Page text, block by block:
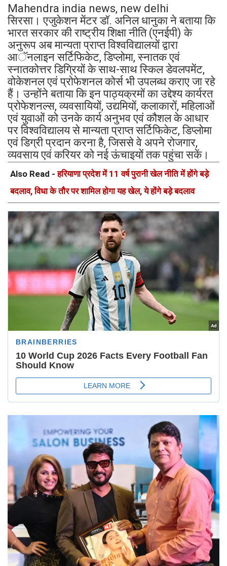
Mahendra india news, new delhi
सिरसा। एजुकेशन मेंटर डॉ. अनिल धानुका ने बताया कि
भारत सरकार की राष्ट्रीय शिक्षा नीति (एनईपी) के
अनुरूप अब मान्यता प्राप्त विश्वविद्यालयों द्वारा
आॅनलाइन सर्टिफिकेट, डिप्लोमा, स्नातक एवं
स्नातकोत्तर डिग्रियों के साथ-साथ स्किल डेवलपमेंट,
वोकेशनल एवं प्रोफेशनल कोर्स भी उपलब्ध कराए जा रहे
हैं। उन्होंने बताया कि इन पाठ्यक्रमों का उद्देश्य कार्यरत
प्रोफेशनल्स, व्यवसायियों, उद्यमियों, कलाकारों, महिलाओं
एवं युवाओं को उनके कार्य अनुभव एवं कौशल के आधार
पर विश्वविद्यालय से मान्यता प्राप्त सर्टिफिकेट, डिप्लोमा
एवं डिग्री प्रदान करना है, जिससे वे अपने रोजगार,
व्यवसाय एवं करियर को नई ऊंचाइयों तक पहुंचा सकें।
Also Read -हरियाणा प्रदेश में 11 वर्ष पुरानी खेल नीति में होंगे बड़े
बदलाव, विधा के तौर पर शामिल होगा यह खेल, ये होंगे बड़े बदलाव